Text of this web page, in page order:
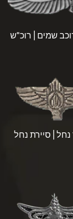
שמים | רוכ"ש
| סיירת נחל